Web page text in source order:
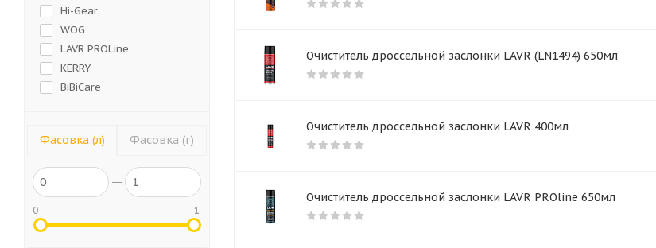
Очиститель дроссельной заслонки LAVR (LN1494) 650мл
Очиститель дроссельной заслонки LAVR 400мл
Очиститель дроссельной заслонки LAVR PROline 650мл
Hi-Gear
WOG
LAVR PROLine
KЕRRY
BiBiCare
Фасовка (л)
0 1
Фасовка (г)